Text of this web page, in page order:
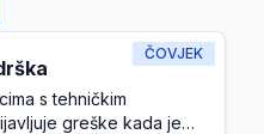
ČOVJEK
s tehničkim
greške kada je